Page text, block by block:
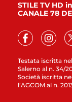
Testata iscritta
Salerno al n. 34/
Società iscritta
l’AGCOM al n.
STILE TV HD
CANALE 78